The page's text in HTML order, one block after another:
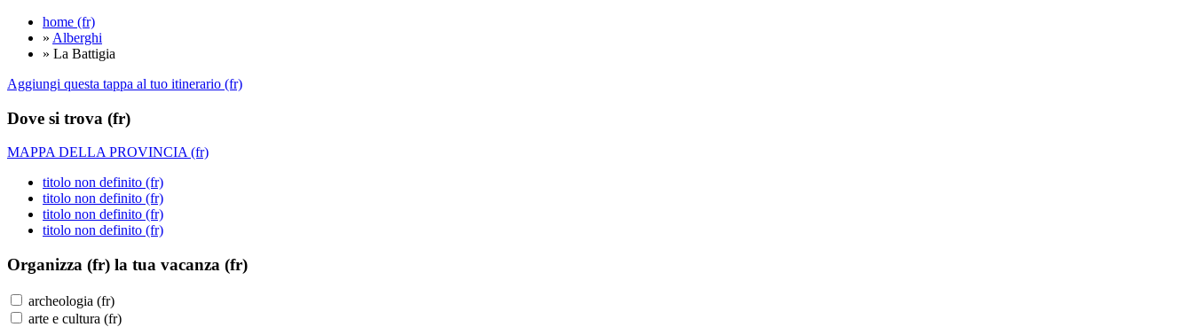
home (fr)
» Alberghi
» La Battigia
Aggiungi questa tappa al tuo itinerario (fr)
Dove si trova (fr)
MAPPA DELLA PROVINCIA (fr)
titolo non definito (fr)
titolo non definito (fr)
titolo non definito (fr)
titolo non definito (fr)
Organizza (fr) la tua vacanza (fr)
archeologia (fr)
arte e cultura (fr)